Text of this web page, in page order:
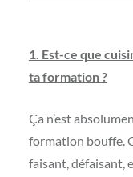
1. Est-ce que
ta formation ?
Ça n’est
formation bouffe.
faisant, défaisant,